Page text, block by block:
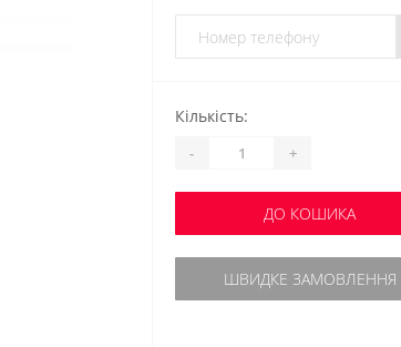
Кількість:
- +
ДО КОШИКА
ШВИДКЕ ЗАМОВЛЕННЯ